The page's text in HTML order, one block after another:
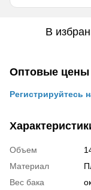
В
Оптовые цены
Регистрируйтесь
Объем
Материал
Вес бака